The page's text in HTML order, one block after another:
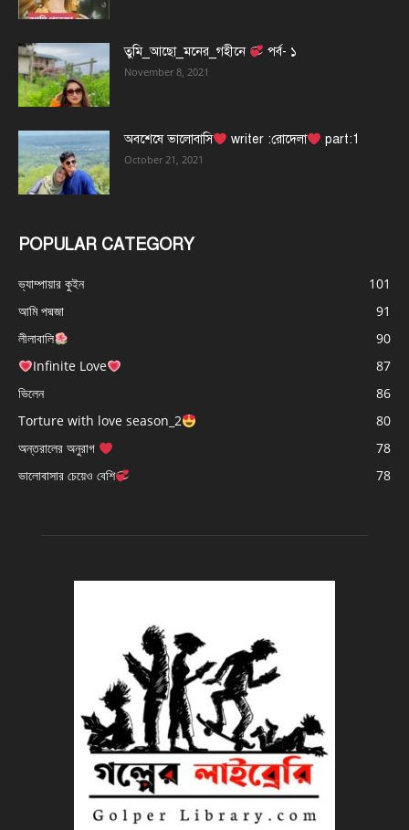
তুমি_আছো_মনের_গহীনে পর্ব- ১
November 8, 2021
অবশেষে ভালোবাসি writer :রোদেলা part:1
October 21, 2021
POPULAR CATEGORY
ভ্যাম্পায়ার কুইন
101
আমি পদ্মজা
91
লীলাবালি
90
Infinite Love
87
ভিলেন
86
Torture with love season_2
80
অন্তরালের অনুরাগ
78
ভালোবাসার চেয়েও বেশি
78